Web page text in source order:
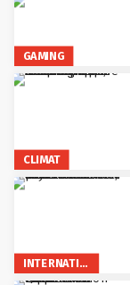
GAMING
CLIMAT
INTERNATIONAL